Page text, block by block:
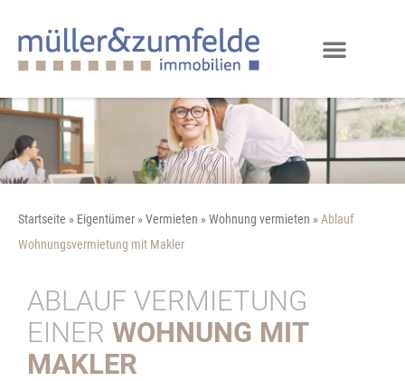
Startseite » Eigentümer »Vermieten »Wohnung vermieten »Ablauf
Wohnungsvermietung mit Makler
ABLAUF VERMIETUNG
EINER WOHNUNG MIT
MAKLER